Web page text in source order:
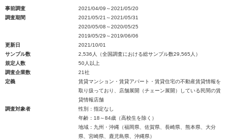
事前調査
2021/04/09～2021/05/20
調査期間
2021/05/21～2021/05/31
2020/05/08～2020/05/25
2019/05/29～2019/06/06
更新日
2021/10/01
サンプル数
2,536人（全国調査における総サンプル数29,565人）
規定人数
50人以上
調査企業数
21社
定義
賃貸マンション・賃貸アパート・賃貸住宅の不動産賃貸情報を
取り扱っており、店舗展開（チェーン展開）している民間の賃
貸情報店舗
調査対象者
性別：指定なし
年齢：18～84歳（高校生を除く）
地域：九州・沖縄（福岡県、佐賀県、長崎県、熊本県、大分
県、宮崎県、鹿児島県、沖縄県）